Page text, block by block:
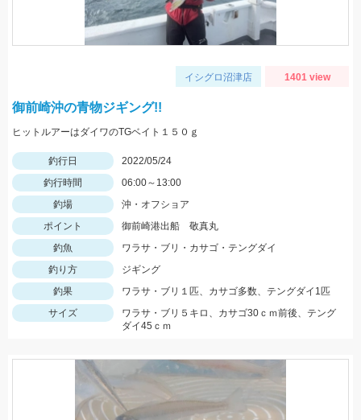
イシグロ沼津店 1401 view
御前崎沖の青物ジギング!!
ヒットルアーはダイワのTGベイト１５０ｇ
釣行日
2022/05/24
釣行時間
06:00～13:00
釣場
沖・オフショア
ポイント
御前崎港出船 敬真丸
釣魚
ワラサ・ブリ・カサゴ・テングダイ
釣り方
ジギング
釣果
ワラサ・ブリ１匹、カサゴ多数、テングダイ1匹
サイズ
ワラサ・ブリ５キロ、カサゴ30ｃｍ前後、テング
ダイ45ｃｍ